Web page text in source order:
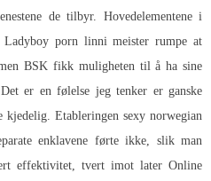
de tilbyr. Hovedelementene i
Ladyboy porn linni meister rumpe at
BSK fikk muligheten til å ha sine
er en følelse jeg tenker er ganske
Etableringen sexy norwegian
enklavene førte ikke, slik man
effektivitet, tvert imot later Online